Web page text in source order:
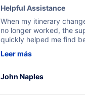
Helpful Assistance
When my itinerary
no longer worked, the
quickly helped me find
beyond to resolve the
Leer más
John Naples